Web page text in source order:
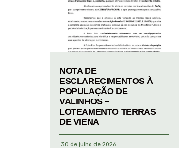
NOTA DE
ESCLARECIMENTOS À
POPULAÇÃO DE
VALINHOS –
LOTEAMENTO TERRAS
DE VIENA
30 de julho de 2026